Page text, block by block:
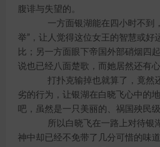
腹诽与失望的。
一方面银湖能在四小时不到，
举”，让人觉得这位女王的智慧或好
比；另一方面眼下帝国外部硝烟四
说也已经八面楚歌，而她居然还有
打扑克输掉也就算了，竟然
劣的行为，让银湖在白晓飞心中的
吧，虽然是一只美丽的、祸国殃民级
所以白晓飞在一路上对待银
神中却已经不免带了几分可惜的味